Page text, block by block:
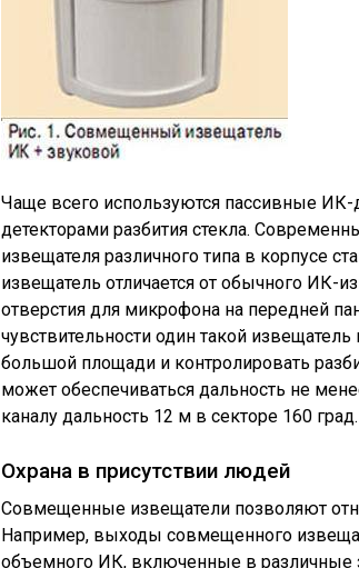
Чаще всего используются пассивные
детекторами разбития стекла.
извещателя различного типа в корпусе
извещатель отличается от обычного ИК-
отверстия для микрофона на передней
чувствительности один такой
большой площади и контролировать
может обеспечиваться дальность не
каналу дальность 12 м в секторе 160 град.
Охрана в присутствии людей
Совмещенные извещатели позволяют
Например, выходы совмещенного
объемного ИК, включенные в различные